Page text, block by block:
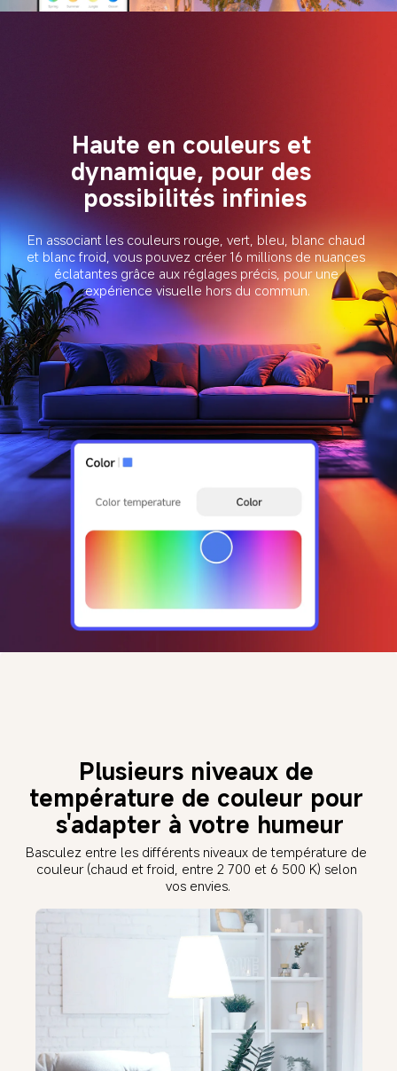
Haute en couleurs et
dynamique, pour des
possibilités infinies
En associant les couleurs rouge, vert, bleu, blanc chaud
et blanc froid, vous pouvez créer 16 millions de nuances
éclatantes grâce aux réglages précis, pour une
expérience visuelle hors du commun.
Plusieurs niveaux de
température de couleur pour
s'adapter à votre humeur
Basculez entre les différents niveaux de température de
couleur (chaud et froid, entre 2 700 et 6 500 K) selon
vos envies.